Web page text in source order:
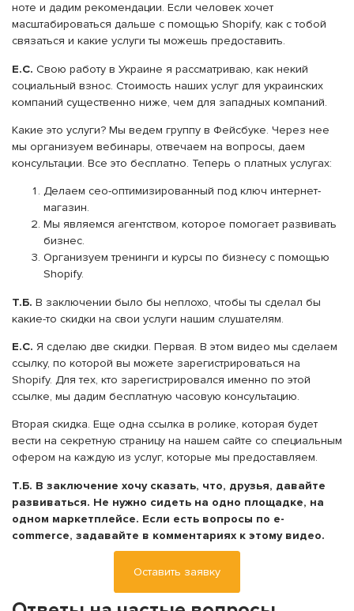
ноте и дадим рекомендации. Если человек хочет
масштабироваться дальше с помощью Shopify, как с тобой
связаться и какие услуги ты можешь предоставить.
Е.С. Свою работу в Украине я рассматриваю, как некий
социальный взнос. Стоимость наших услуг для украинских
компаний существенно ниже, чем для западных компаний.
Какие это услуги? Мы ведем группу в Фейсбуке. Через нее
мы организуем вебинары, отвечаем на вопросы, даем
консультации. Все это бесплатно. Теперь о платных услугах:
Делаем сео-оптимизированный под ключ интернет-
магазин.
Мы являемся агентством, которое помогает развивать
бизнес.
Организуем тренинги и курсы по бизнесу с помощью
Shopify.
Т.Б. В заключении было бы неплохо, чтобы ты сделал бы
какие-то скидки на свои услуги нашим слушателям.
Е.С. Я сделаю две скидки. Первая. В этом видео мы сделаем
ссылку, по которой вы можете зарегистрироваться на
Shopify. Для тех, кто зарегистрировался именно по этой
ссылке, мы дадим бесплатную часовую консультацию.
Вторая скидка. Еще одна ссылка в ролике, которая будет
вести на секретную страницу на нашем сайте со специальным
офером на каждую из услуг, которые мы предоставляем.
Т.Б. В заключение хочу сказать, что, друзья, давайте
развиваться. Не нужно сидеть на одно площадке, на
одном маркетплейсе. Если есть вопросы по e-
commerce, задавайте в комментариях к этому видео.
Оставить заявку